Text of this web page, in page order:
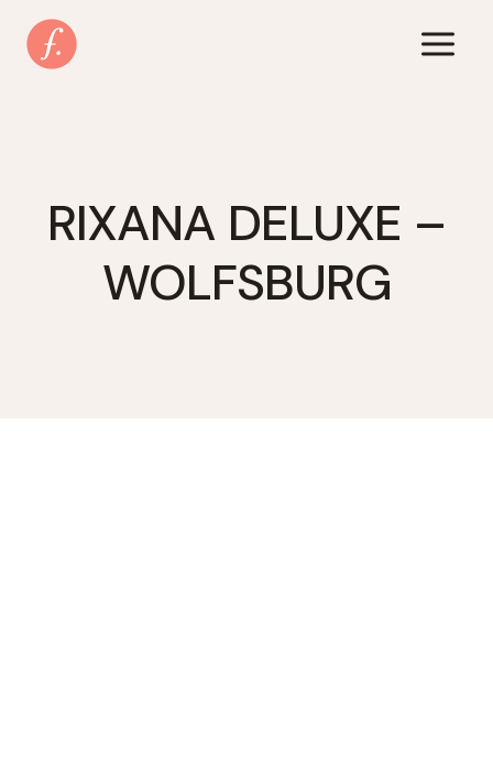
Inhalt
springen
RIXANA DELUXE –
WOLFSBURG